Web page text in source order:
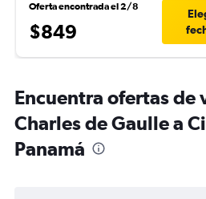
Oferta encontrada el 2/8
$849
Encuentra ofertas de
Charles de Gaulle a
Panamá